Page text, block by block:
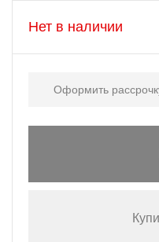
Нет в наличии
Оформить